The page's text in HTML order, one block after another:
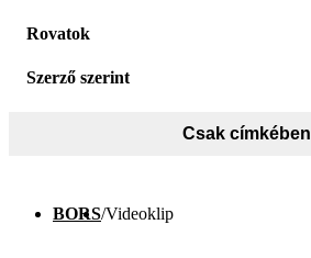
Rovatok
Szerző szerint
Csak címkében
BORS/Videoklip